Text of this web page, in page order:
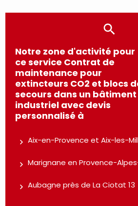
Notre zone d'activité pour
ce service Contrat de
maintenance pour
extincteurs CO2 et blocs
secours dans un bâtiment
industriel avec devis
personnalisé à
Aix-en-Provence et Aix-les-
Marignane en Provence-
Aubagne près de La Ciotat 13